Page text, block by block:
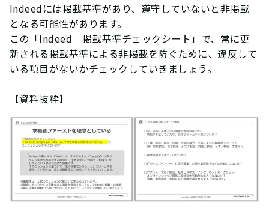
Indeedには掲載基準があり、遵守していないと非掲載
となる可能性があります。
この「Indeed 掲載基準チェックシート」で、常に更
新される掲載基準による非掲載を防ぐために、違反して
いる項目がないかチェックしていきましょう。
【資料抜粋】